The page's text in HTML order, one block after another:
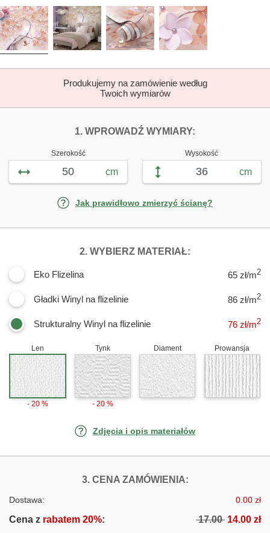
Produkujemy na zamówienie według
Twoich wymiarów
1. WPROWADŹ WYMIARY:
Szerokość
cm
Wysokość
cm
Jak prawidłowo zmierzyć ścianę?
2. WYBIERZ MATERIAŁ:
Eko Flizelina 65 zł/m2
Gładki Winyl na flizelinie 86 zł/m2
Strukturalny Winyl na flizelinie 76 zł/m2
Len
- 20 %
Tynk
- 20 %
Diament Prowansja
Zdjęcia i opis materiałów
3. CENA ZAMÓWIENIA:FOTOTAPETY
Dostawa: 0.00 zł
Cena z rabatem 20%: 17.00 14.00 zł